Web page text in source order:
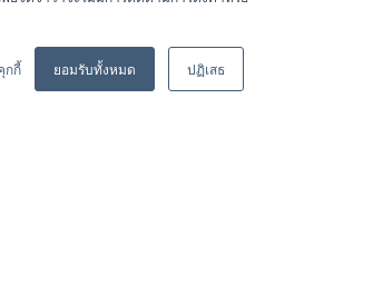
กกี้ ยอมรับทั้งหมด ปฏิเสธ